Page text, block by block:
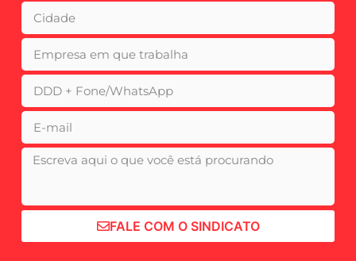
FALE COM O SINDICATO